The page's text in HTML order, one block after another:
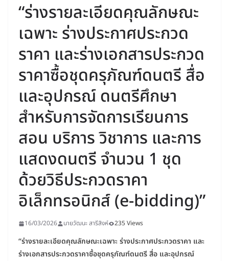
“ร่างรายละเอียดคุณลักษณะ
เฉพาะ ร่างประกาศประกวด
ราคา และร่างเอกสารประกวด
ราคาซื้อชุดครุภัณฑ์ดนตรี สื่อ
และอุปกรณ์ ดนตรีศึกษา
สำหรับการจัดการเรียนการ
สอน บริการ วิชาการ และการ
แสดงดนตรี จำนวน 1 ชุด
ด้วยวิธีประกวดราคา
อิเล็กทรอนิกส์ (e-bidding)”
16/03/2026 นายวัฒนะ สารีสิงห์ 235 Views
“ร่างรายละเอียดคุณลักษณะเฉพาะ ร่างประกาศประกวดราคา และ
ร่างเอกสารประกวดราคาซื้อชุดครุภัณฑ์ดนตรี สื่อ และอุปกรณ์